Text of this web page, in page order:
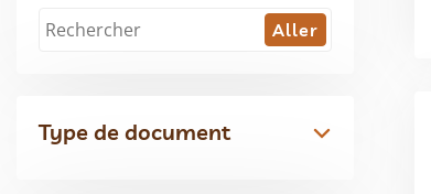
Type de document